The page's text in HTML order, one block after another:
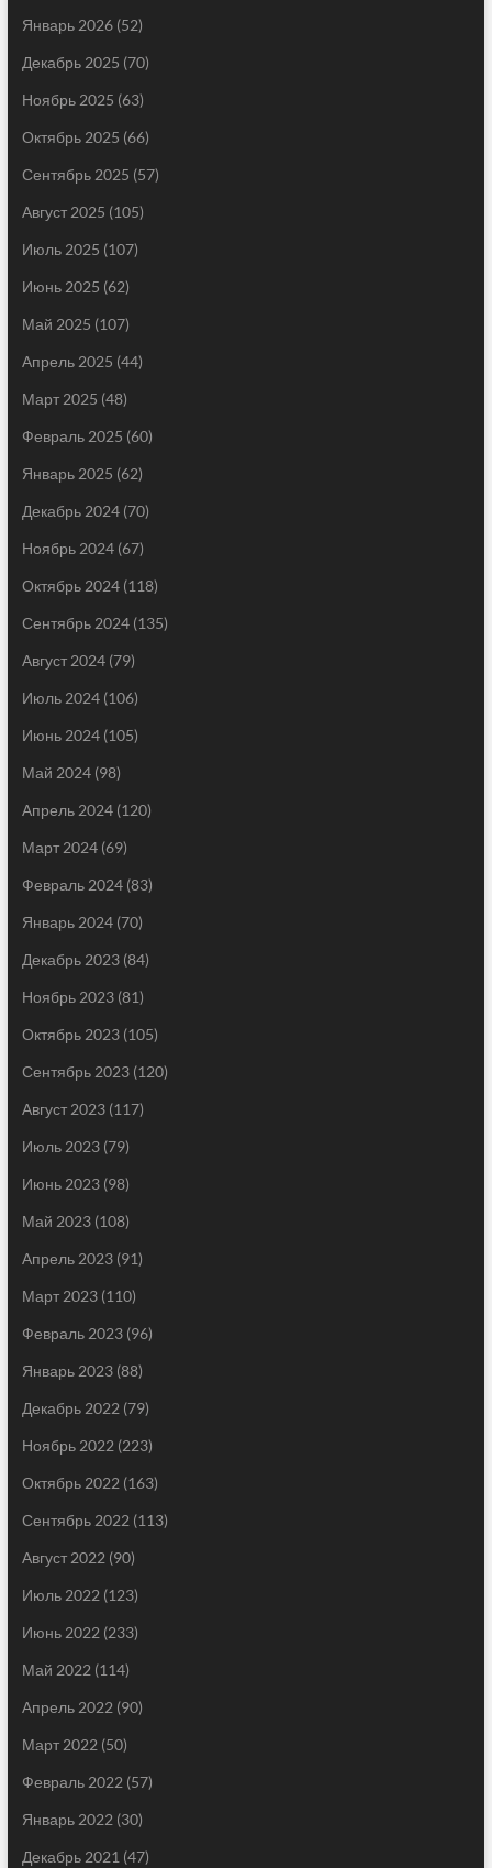
Январь 2026(52)
Декабрь 2025 (70)
Ноябрь 2025 (63)
Октябрь 2025 (66)
Сентябрь 2025 (57)
Август 2025 (105)
Июль 2025 (107)
Июнь 2025 (62)
Май 2025 (107)
Апрель 2025 (44)
Март 2025 (48)
Февраль 2025 (60)
Январь 2025 (62)
Декабрь 2024(70)
Ноябрь 2024(67)
Октябрь 2024(118)
Сентябрь 2024(135)
Август 2024(79)
Июль 2024(106)
Июнь 2024(105)
Май 2024(98)
Апрель 2024(120)
Март 2024(69)
Февраль 2024(83)
Январь 2024(70)
Декабрь 2023(84)
Ноябрь 2023(81)
Октябрь 2023(105)
Сентябрь 2023(120)
Август 2023(117)
Июль 2023(79)
Июнь 2023(98)
Май 2023(108)
Апрель 2023(91)
Март 2023(110)
Февраль 2023(96)
Январь 2023(88)
Декабрь 2022 (79)
Ноябрь 2022 (223)
Октябрь 2022 (163)
Сентябрь 2022 (113)
Август 2022 (90)
Июль 2022 (123)
Июнь 2022 (233)
Май 2022 (114)
Апрель 2022 (90)
Март 2022 (50)
Февраль 2022 (57)
Январь 2022 (30)
Декабрь 2021 (47)